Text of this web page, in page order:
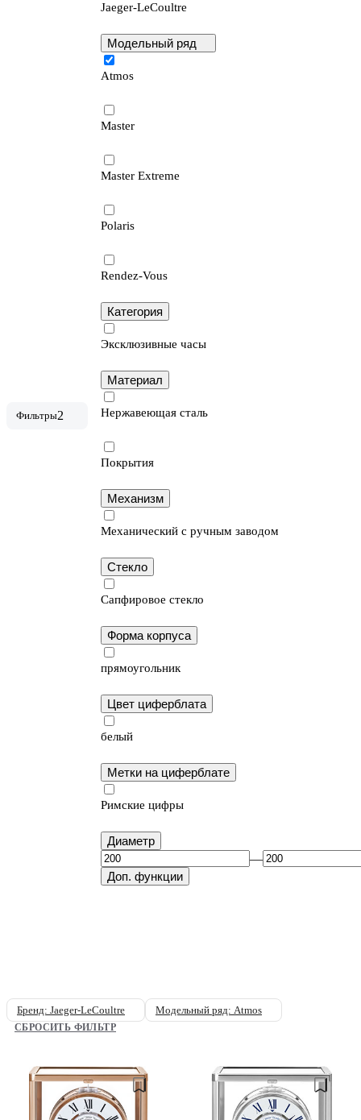
Фильтры2
Jaeger-LeCoultre
Модельный ряд
Atmos
Master
Master Extreme
Polaris
Rendez-Vous
Категория
Эксклюзивные часы
Материал
Нержавеющая сталь
Покрытия
Механизм
Механический с ручным заводом
Стекло
Сапфировое стекло
Форма корпуса
прямоугольник
Цвет циферблата
белый
Метки на циферблате
Римские цифры
Диаметр
—
Доп. функции
Бренд: Jaeger-LeCoultre Модельный ряд: Atmos
СБРОСИТЬ ФИЛЬТР